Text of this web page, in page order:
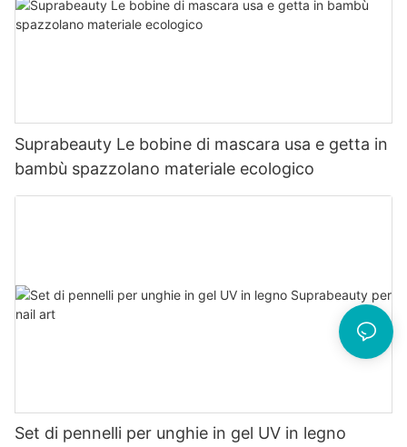
Suprabeauty Le bobine di mascara usa e getta in
bambù spazzolano materiale ecologico
Set di pennelli per unghie in gel UV in legno